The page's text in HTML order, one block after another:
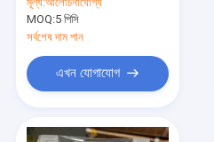
কোয়ার্টজ ওয়েফার দিয়ে
অপ্টিমাইজ করুন
MOQ:5 পিসি
সর্বশেষ দাম পান
এখন যোগাযোগ